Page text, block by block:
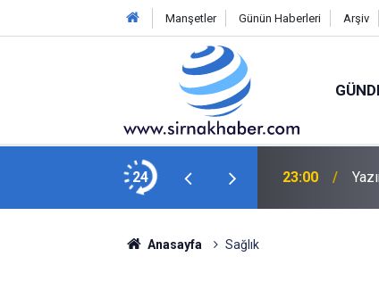
Manşetler Günün Haberleri Arşiv
24
Küçük Kız Aracın Önüne Fırladı 23:00
Anasayfa Sağlık